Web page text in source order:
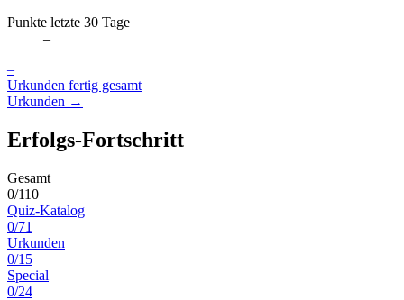
Punkte letzte 30 Tage
–
–
Urkunden fertig gesamt
Urkunden →
Erfolgs-Fortschritt
Gesamt
0/110
Quiz-Katalog
0/71
Urkunden
0/15
Special
0/24